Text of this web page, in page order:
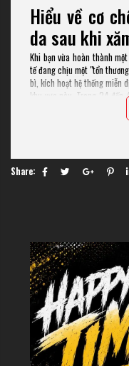
Hiểu về cơ
da sau khi
Khi bạn vừa hoàn thành
tế đang chịu một "tổn
bì, kích hoạt hệ thống miễn
khu vực này. Trong 24 đến
đỏ và có cảm giác nóng
bình thường mà bất kỳ ai
đó là huyết tương kết hợp
vết thương. Theo các
ngành thiết bị và nghệ
thật tốt, tránh để bụi bặm
nằm ở cường độ và thời
sẽ giảm dần độ đỏ và sưng
thuyên giảm mà trái lại còn
quan sát kỹ hơn để có
lượng tác phẩm và sức khỏe
Những
thường bạn
Share: